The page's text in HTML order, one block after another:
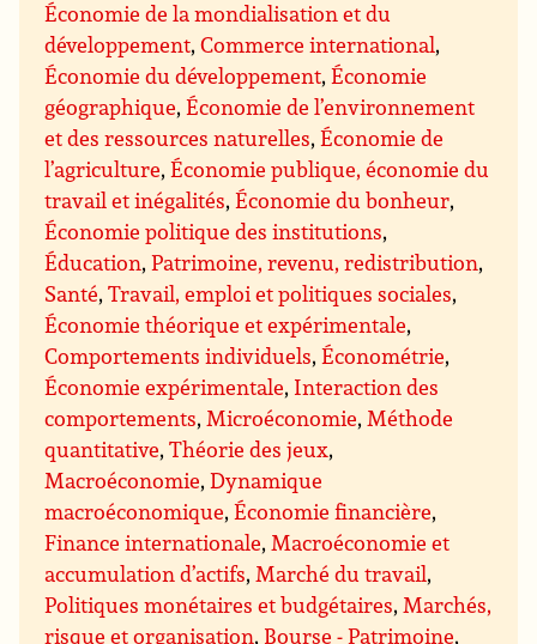
Économie de la mondialisation et du
développement,Commerce international,
Économie du développement,Économie
géographique,Économie de l’environnement
et des ressources naturelles,Économie de
l’agriculture,Économie publique, économie du
travail et inégalités,Économie du bonheur,
Économie politique des institutions,
Éducation,Patrimoine, revenu, redistribution,
Santé,Travail, emploi et politiques sociales,
Économie théorique et expérimentale,
Comportements individuels,Économétrie,
Économie expérimentale, Interaction des
comportements, Microéconomie, Méthode
quantitative,Théorie des jeux,
Macroéconomie,Dynamique
macroéconomique,Économie financière,
Finance internationale, Macroéconomie et
accumulation d’actifs, Marché du travail,
Politiques monétaires et budgétaires, Marchés,
risque et organisation, Bourse - Patrimoine,